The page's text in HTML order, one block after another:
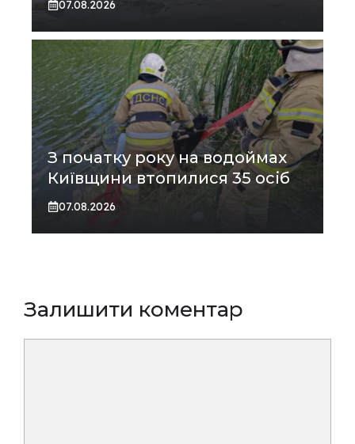
07.08.2026
З початку року на водоймах
Київщини втопилися 35 осіб
07.08.2026
Залишити коментар